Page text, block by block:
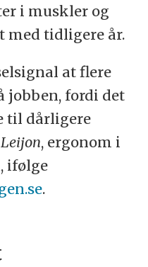
i muskler og
med tidligere år.
at flere
jobben, fordi det
til dårligere
, ergonom i
ifølge
.